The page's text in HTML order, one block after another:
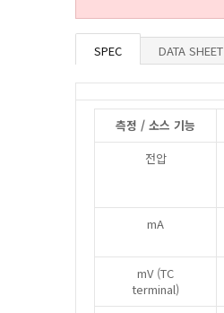
SPEC DATA SHEET
측정 / 소스 기능
전압
mA
mV (TC
terminal)